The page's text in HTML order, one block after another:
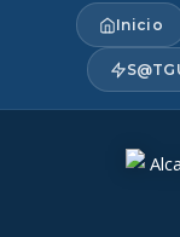
Inicio